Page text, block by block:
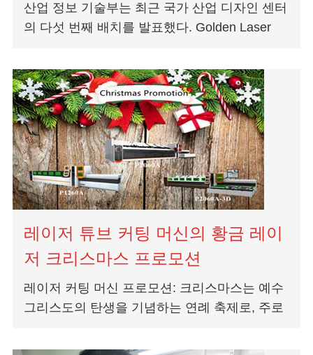
산업 정보 기술부는 최근 국가 산업 디자인 센터
의 다섯 번째 배치를 발표했다. Golden Laser
인정 받았습니다...
레이저 튜브 커팅 머신의 황금 레이
저 크리스마스 프로모션
레이저 커팅 머신 프로모션: 크리스마스는 예수
그리스도의 탄생을 기념하는 연례 축제로, 주로
에서 종교 및 문화 축하 행사로 관찰됩니다.